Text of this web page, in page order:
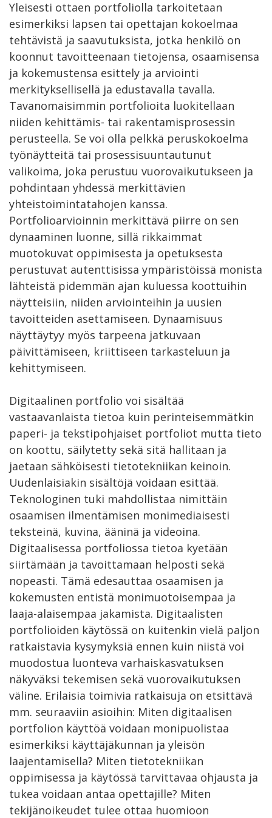
Yleisesti ottaen portfoliolla tarkoitetaan
esimerkiksi lapsen tai opettajan kokoelmaa
tehtävistä ja saavutuksista, jotka henkilö on
koonnut tavoitteenaan tietojensa, osaamisensa
ja kokemustensa esittely ja arviointi
merkityksellisellä ja edustavalla tavalla.
Tavanomaisimmin portfolioita luokitellaan
niiden kehittämis- tai rakentamisprosessin
perusteella. Se voi olla pelkkä peruskokoelma
työnäytteitä tai prosessisuuntautunut
valikoima, joka perustuu vuorovaikutukseen ja
pohdintaan yhdessä merkittävien
yhteistoimintatahojen kanssa.
Portfolioarvioinnin merkittävä piirre on sen
dynaaminen luonne, sillä rikkaimmat
muotokuvat oppimisesta ja opetuksesta
perustuvat autenttisissa ympäristöissä monista
lähteistä pidemmän ajan kuluessa koottuihin
näytteisiin, niiden arviointeihin ja uusien
tavoitteiden asettamiseen. Dynaamisuus
näyttäytyy myös tarpeena jatkuvaan
päivittämiseen, kriittiseen tarkasteluun ja
kehittymiseen.
Digitaalinen portfolio voi sisältää
vastaavanlaista tietoa kuin perinteisemmätkin
paperi- ja tekstipohjaiset portfoliot mutta tieto
on koottu, säilytetty sekä sitä hallitaan ja
jaetaan sähköisesti tietotekniikan keinoin.
Uudenlaisiakin sisältöjä voidaan esittää.
Teknologinen tuki mahdollistaa nimittäin
osaamisen ilmentämisen monimediaisesti
teksteinä, kuvina, ääninä ja videoina.
Digitaalisessa portfoliossa tietoa kyetään
siirtämään ja tavoittamaan helposti sekä
nopeasti. Tämä edesauttaa osaamisen ja
kokemusten entistä monimuotoisempaa ja
laaja-alaisempaa jakamista. Digitaalisten
portfolioiden käytössä on kuitenkin vielä paljon
ratkaistavia kysymyksiä ennen kuin niistä voi
muodostua luonteva varhaiskasvatuksen
näkyväksi tekemisen sekä vuorovaikutuksen
väline. Erilaisia toimivia ratkaisuja on etsittävä
mm. seuraaviin asioihin: Miten digitaalisen
portfolion käyttöä voidaan monipuolistaa
esimerkiksi käyttäjäkunnan ja yleisön
laajentamisella? Miten tietotekniikan
oppimisessa ja käytössä tarvittavaa ohjausta ja
tukea voidaan antaa opettajille? Miten
tekijänoikeudet tulee ottaa huomioon